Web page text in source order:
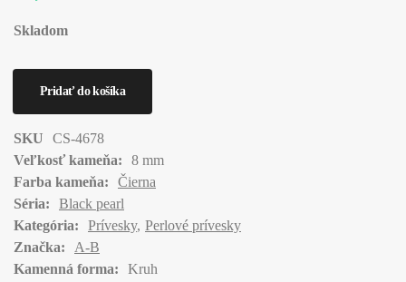
Skladom
SKU
CS-4678
Veľkosť kameňa:
8 mm
Farba kameňa:
Čierna
Séria:
Black pearl
Kategória:
Prívesky Perlové prívesky
Značka:
A-B
Kamenná forma:
Kruh